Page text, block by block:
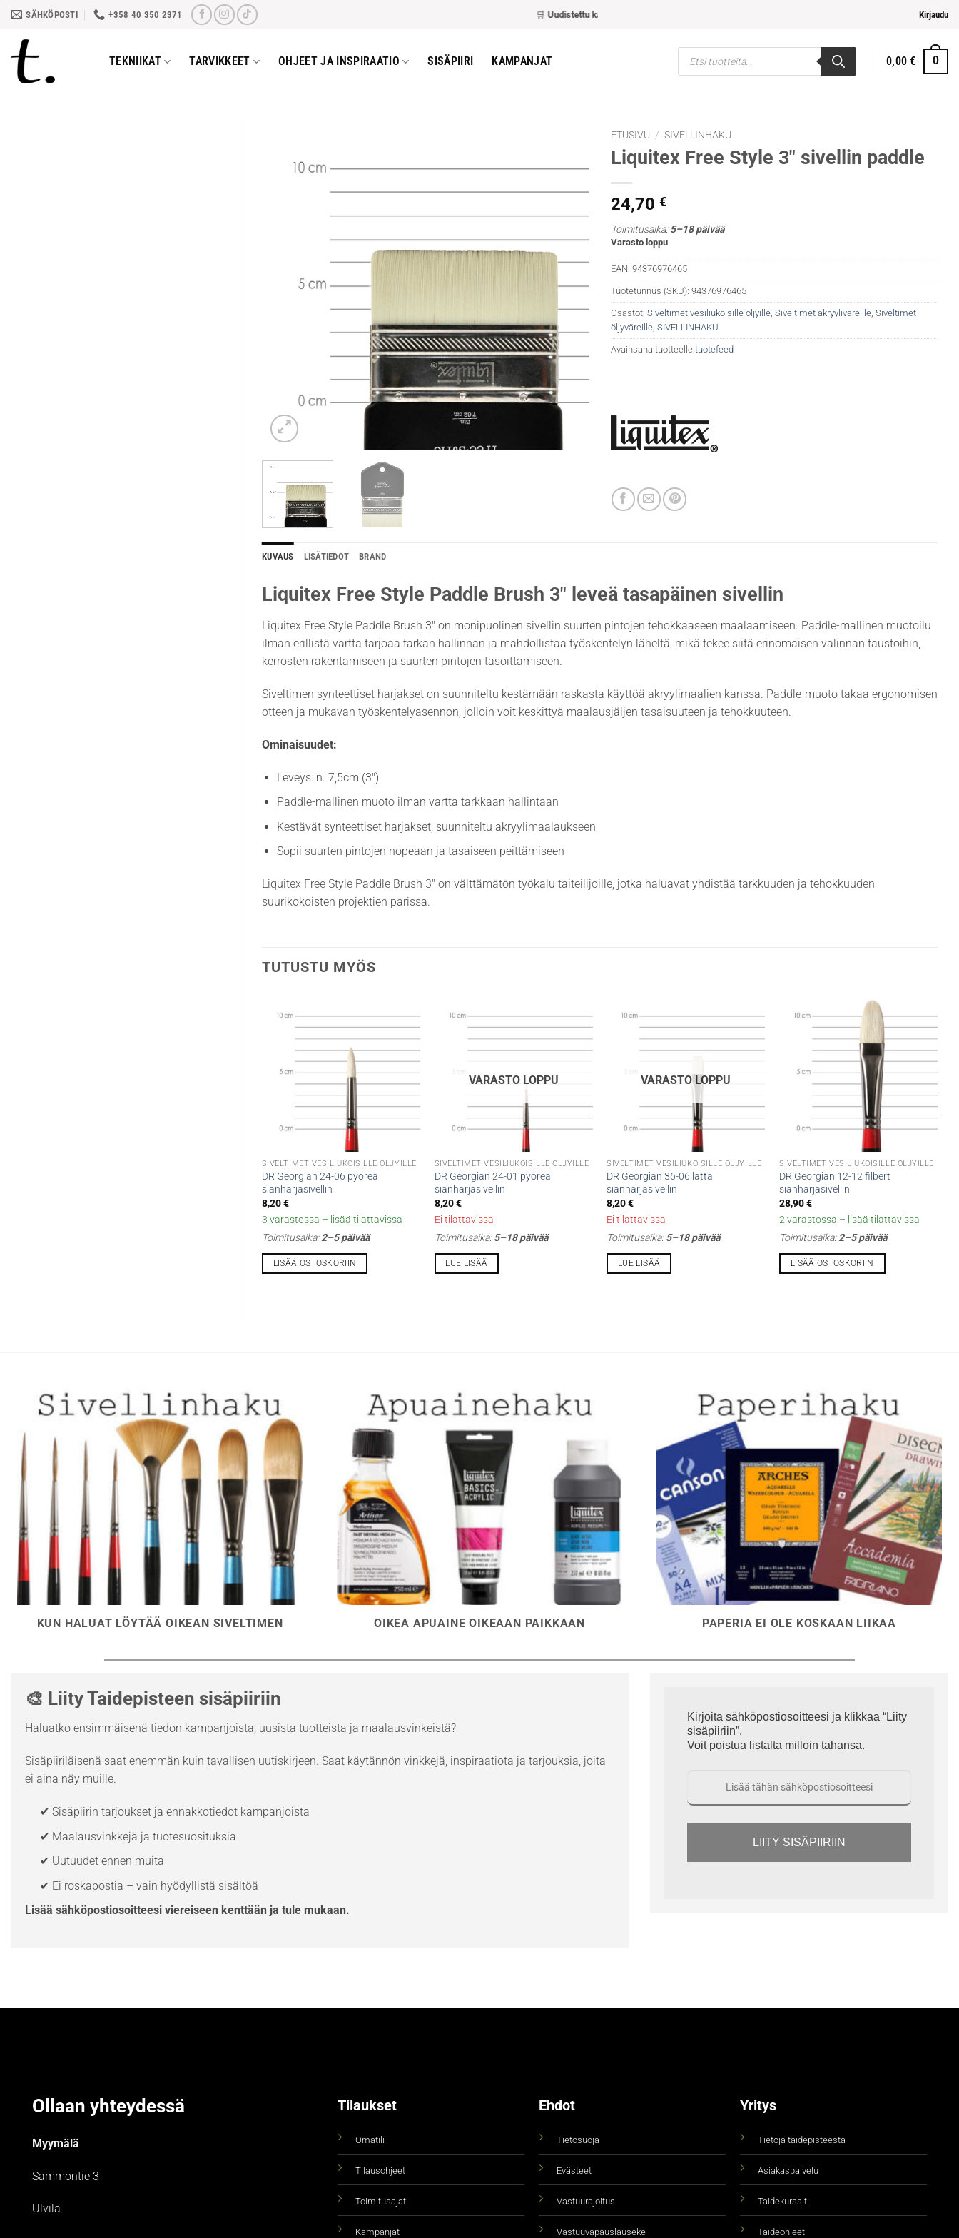
Skip
content
SÄHKÖPOSTI +358 40 350 2371 Uudistettu kassa– nopeampi ja helpompi maksaminen Kirjaudu
TEKNIIKAT TARVIKKEET OHJEET JA INSPIRAATIO SISÄPIIRI KAMPANJAT
Products
search
0,00€ 0
ETUSIVU / SIVELLINHAKU
Liquitex Free Style 3″ sivellin paddle
24,70 €
Toimitusaika:5–18 päivää
Varasto loppu
EAN: 94376976465
Tuotetunnus (SKU): 94376976465
Osastot: Siveltimet vesiliukoisille öljyille, Siveltimet akryyliväreille, Siveltimet
öljyväreille, SIVELLINHAKU
Avainsana tuotteelle tuotefeed
KUVAUS LISÄTIEDOT BRAND
Liquitex Free Style Paddle Brush 3″ leveä tasapäinen sivellin
Liquitex Free Style Paddle Brush 3″ on monipuolinen sivellin suurten pintojen tehokkaaseen maalaamiseen. Paddle-mallinen muotoilu
ilman erillistä vartta tarjoaa tarkan hallinnan ja mahdollistaa työskentelyn läheltä, mikä tekee siitä erinomaisen valinnan taustoihin,
kerrosten rakentamiseen ja suurten pintojen tasoittamiseen.
Siveltimen synteettiset harjakset on suunniteltu kestämään raskasta käyttöä akryylimaalien kanssa. Paddle-muoto takaa ergonomisen
otteen ja mukavan työskentelyasennon, jolloin voit keskittyä maalausjäljen tasaisuuteen ja tehokkuuteen.
Ominaisuudet:
Leveys: n. 7,5cm (3″)
Paddle-mallinen muoto ilman vartta tarkkaan hallintaan
Kestävät synteettiset harjakset, suunniteltu akryylimaalaukseen
Sopii suurten pintojen nopeaan ja tasaiseen peittämiseen
Liquitex Free Style Paddle Brush 3″ on välttämätön työkalu taiteilijoille, jotka haluavat yhdistää tarkkuuden ja tehokkuuden
suurikokoisten projektien parissa.
TUTUSTU MYÖS
SIVELTIMET VESILIUKOISILLE ÖLJYILLE
DR Georgian 24-06 pyöreä
sianharjasivellin
8,20€
3 varastossa – lisää tilattavissa
Toimitusaika:2–5 päivää
LISÄÄ OSTOSKORIIN
VARASTO LOPPU
SIVELTIMET VESILIUKOISILLE ÖLJYILLE
DR Georgian 24-01 pyöreä
sianharjasivellin
8,20€
Ei tilattavissa
Toimitusaika:5–18 päivää
LUE LISÄÄ
VARASTO LOPPU
SIVELTIMET VESILIUKOISILLE ÖLJYILLE
DR Georgian 36-06 latta
sianharjasivellin
8,20€
Ei tilattavissa
Toimitusaika:5–18 päivää
LUE LISÄÄ
SIVELTIMET VESILIUKOISILLE ÖLJYILLE
DR Georgian 12-12 filbert
sianharjasivellin
28,90€
2 varastossa – lisää tilattavissa
Toimitusaika:2–5 päivää
LISÄÄ OSTOSKORIIN
KUN HALUAT LÖYTÄÄ OIKEAN SIVELTIMEN OIKEA APUAINE OIKEAAN PAIKKAAN PAPERIA EI OLE KOSKAAN LIIKAA
🎨 Liity Taidepisteen sisäpiiriin
Haluatko ensimmäisenä tiedon kampanjoista, uusista tuotteista ja maalausvinkeistä?
Sisäpiiriläisenä saat enemmän kuin tavallisen uutiskirjeen. Saat käytännön vinkkejä, inspiraatiota ja tarjouksia, joita
ei aina näy muille.
✔ Sisäpiirin tarjoukset ja ennakkotiedot kampanjoista
✔ Maalausvinkkejä ja tuotesuosituksia
✔ Uutuudet ennen muita
✔ Ei roskapostia – vain hyödyllistä sisältöä
Lisää sähköpostiosoitteesi viereiseen kenttään ja tule mukaan.
Kirjoita sähköpostiosoitteesi ja klikkaa “Liity
sisäpiiriin”.
Voit poistua listalta milloin tahansa.
LIITY SISÄPIIRIIN
Ollaan yhteydessä
Myymälä
Sammontie 3
Ulvila
Tilaukset
Omatili
Tilausohjeet
Toimitusajat
Kampanjat
Ehdot
Tietosuoja
Evästeet
Vastuurajoitus
Vastuuvapauslauseke
Yritys
Tietoja taidepisteestä
Asiakaspalvelu
Taidekurssit
Taideohjeet